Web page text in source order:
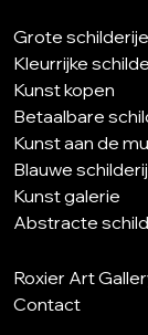
Grote
Kleurrijke
Kunst kopen
Betaalbare
Kunst aan de
Blauwe
Kunst galerie
Abstracte
Roxier Art
Contact